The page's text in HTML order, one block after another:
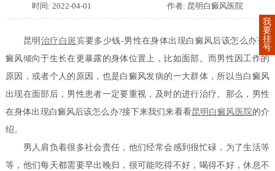
时间: 2022-04-01 作者: 昆明白癜风医院
昆明 治疗白斑宾要多少钱-男性在身体出现白癜风后该怎么办?白
癜风倾向于生长在更暴露的身体位置上，比如面部。而男性因工作的
原因，或者个人的原因，也是白癜风发病的一大群体，所以当白癜风
出现在面部后，男性患者一定要重视，及时的进行治疗。那么，男性
在身体出现白癜风后该怎么办?接下来我们来看看昆明白癜风医院的介
绍。
男人肩负着很多社会责任，他们经常会感到很忙碌，为了生活等
等，他们每天都需要早出晚归，很可能吃得不好，喝得不好，休息不
我
要
挂
号